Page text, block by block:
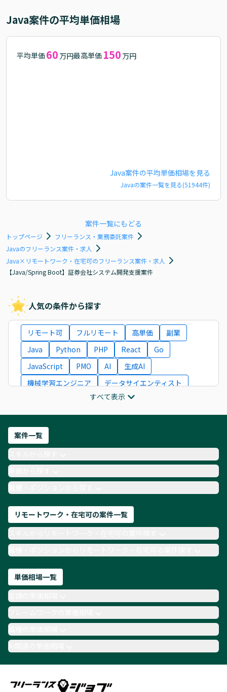
Java案件の平均単価相場
平均単価 60 万円最高単価 150 万円
Java案件の平均単価相場を見る
Javaの案件一覧を見る(51944件)
案件一覧にもどる
トップページ
フリーランス・業務委託案件
Javaのフリーランス案件・求人
Java×リモートワーク・在宅可のフリーランス案件・求人
【Java/Spring Boot】証券会社システム開発支援案件
人気の条件から探す
リモート可 フルリモート 高単価
副業
Java
Python PHP React
Go
JavaScript
PMO AI
生成AI
機械学習エンジニア
データサイエンティスト
ITコンサルタント
フロントエンドエンジニア
ネットワークエンジニア
AIエンジニア
Webデザイナー
月収100万円 業務委託
COBOL
Ruby
TypeScript
Laravel AWS
すべて表示
案件一覧
単価から探す
職種・ポジションから探す
リモートワーク・在宅可の案件一覧
職種・ポジションからリモートワーク・在宅可の案件探す
単価相場一覧
職種の単価相場
AI関連の単価相場